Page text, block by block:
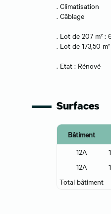
. Climatisation
. Câblage
. Lot de 207 m² :
. Lot de 173,50
. Etat : Rénové
Surfaces
Bâtiment
12A
12A
Total bâtiment